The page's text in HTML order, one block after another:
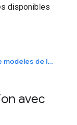
disponibles
Envoyer des modèles dans la galerie de modèles de la communauté
avec